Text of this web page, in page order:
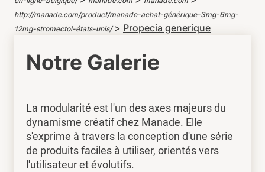
http://manade.com/product/manade-achat-générique-3mg-6mg-
12mg-stromectol-états-unis/> Propecia generique
Notre Galerie
La modularité est l'un des axes majeurs du
dynamisme créatif chez Manade. Elle
s'exprime à travers la conception d'une série
de produits faciles à utiliser, orientés vers
l'utilisateur et évolutifs.